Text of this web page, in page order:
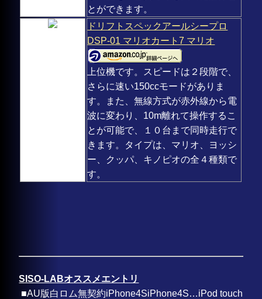
とができます。
ドリフトスペックアールシープロ
DSP-01 マリオカート7 マリオ
上位機です。スピードは２段階で、
さらに速い150ccモードがありま
す。また、無線方式が赤外線から電
波に変わり、10m離れて操作するこ
とが可能で、１０台まで同時走行で
きます。タイプは、マリオ、ヨッシ
ー、クッパ、キノピオの全４種類で
す。
SISO-LABオススメエントリ
■AU版白ロム無契約iPhone4SiPhone4S…iPod touch